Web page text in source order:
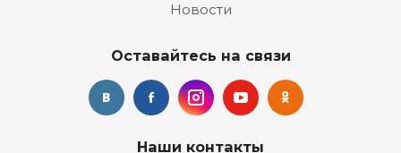
Новости
Оставайтесь на связи
Наши контакты